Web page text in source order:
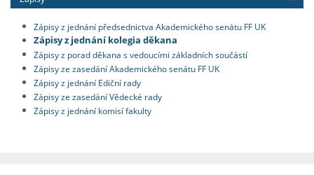
Zápisy z jednání předsednictva Akademického senátu FF UK
Zápisy z jednání kolegia děkana
Zápisy z porad děkana s vedoucími základních součástí
Zápisy ze zasedání Akademického senátu FF UK
Zápisy z jednání Ediční rady
Zápisy ze zasedání Vědecké rady
Zápisy z jednání komisí fakulty